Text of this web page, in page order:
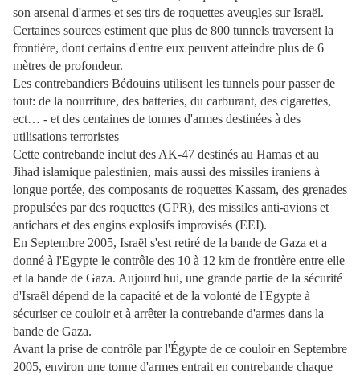
son arsenal d'armes et ses tirs de roquettes aveugles sur Israël.
Certaines sources estiment que plus de 800 tunnels traversent la
frontière, dont certains d'entre eux peuvent atteindre plus de 6
mètres de profondeur.
Les contrebandiers Bédouins utilisent les tunnels pour passer de
tout: de la nourriture, des batteries, du carburant, des cigarettes,
ect… - et des centaines de tonnes d'armes destinées à des
utilisations terroristes
Cette contrebande inclut des AK-47 destinés au Hamas et au
Jihad islamique palestinien, mais aussi des missiles iraniens à
longue portée, des composants de roquettes Kassam, des grenades
propulsées par des roquettes (GPR), des missiles anti-avions et
antichars et des engins explosifs improvisés (EEI).
En Septembre 2005, Israël s'est retiré de la bande de Gaza et a
donné à l'Egypte le contrôle des 10 à 12 km de frontière entre elle
et la bande de Gaza. Aujourd'hui, une grande partie de la sécurité
d'Israël dépend de la capacité et de la volonté de l'Egypte à
sécuriser ce couloir et à arrêter la contrebande d'armes dans la
bande de Gaza.
Avant la prise de contrôle par l'Égypte de ce couloir en Septembre
2005, environ une tonne d'armes entrait en contrebande chaque